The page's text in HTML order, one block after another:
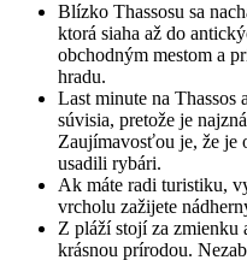
Blízko Thassosu sa
ktorá siaha až do
obchodným mestom a
hradu.
Last minute na Thassos a
súvisia, pretože je
Zaujímavosťou je, že je
usadili rybári.
Ak máte radi turistiku,
vrcholu zažijete
Z pláží stojí za zmienku
krásnou prírodou.